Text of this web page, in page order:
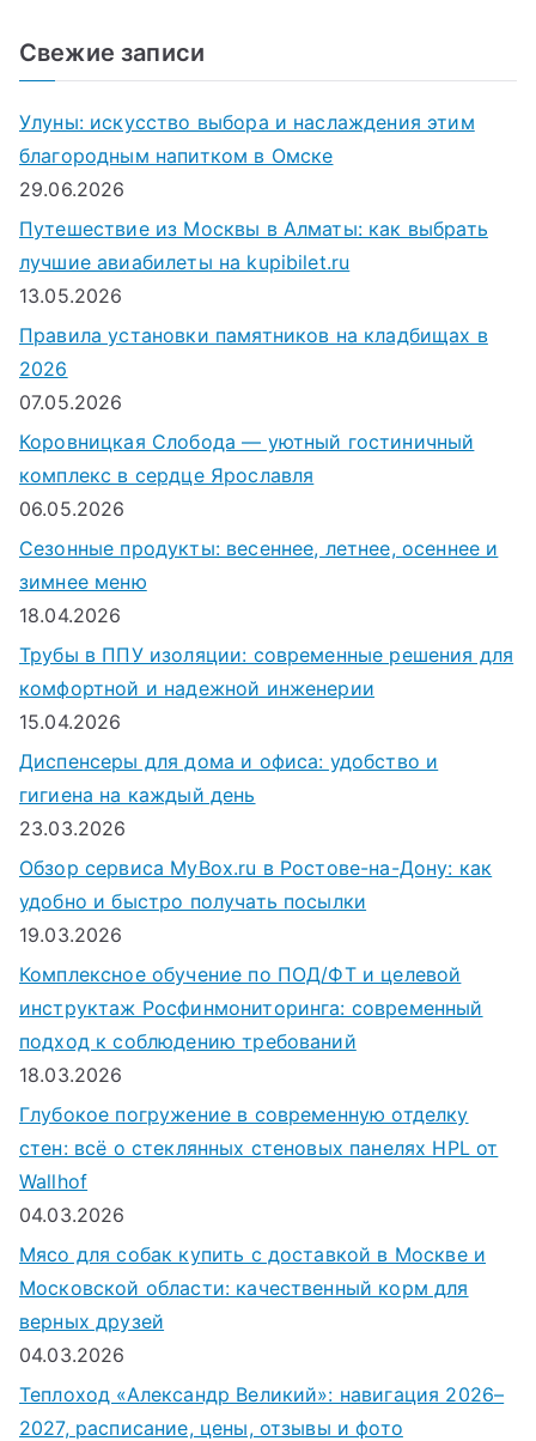
Свежие записи
Улуны: искусство выбора и наслаждения этим
благородным напитком в Омске
29.06.2026
Путешествие из Москвы в Алматы: как выбрать
лучшие авиабилеты на kupibilet.ru
13.05.2026
Правила установки памятников на кладбищах в
2026
07.05.2026
Коровницкая Слобода — уютный гостиничный
комплекс в сердце Ярославля
06.05.2026
Сезонные продукты: весеннее, летнее, осеннее и
зимнее меню
18.04.2026
Трубы в ППУ изоляции: современные решения для
комфортной и надежной инженерии
15.04.2026
Диспенсеры для дома и офиса: удобство и
гигиена на каждый день
23.03.2026
Обзор сервиса MyBox.ru в Ростове-на-Дону: как
удобно и быстро получать посылки
19.03.2026
Комплексное обучение по ПОД/ФТ и целевой
инструктаж Росфинмониторинга: современный
подход к соблюдению требований
18.03.2026
Глубокое погружение в современную отделку
стен: всё о стеклянных стеновых панелях HPL от
Wallhof
04.03.2026
Мясо для собак купить с доставкой в Москве и
Московской области: качественный корм для
верных друзей
04.03.2026
Теплоход «Александр Великий»: навигация 2026–
2027, расписание, цены, отзывы и фото